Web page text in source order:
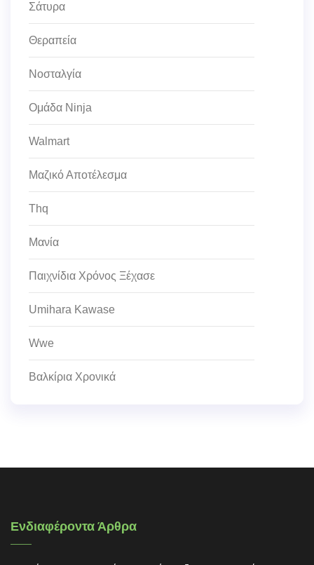
Σάτυρα
Θεραπεία
Νοσταλγία
Ομάδα Ninja
Walmart
Μαζικό Αποτέλεσμα
Thq
Μανία
Παιχνίδια Χρόνος Ξέχασε
Umihara Kawase
Wwe
Βαλκίρια Χρονικά
Ενδιαφέροντα Άρθρα